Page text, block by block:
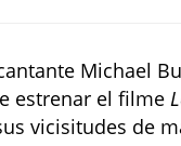
Michael
estrenar el filme
vicisitudes de